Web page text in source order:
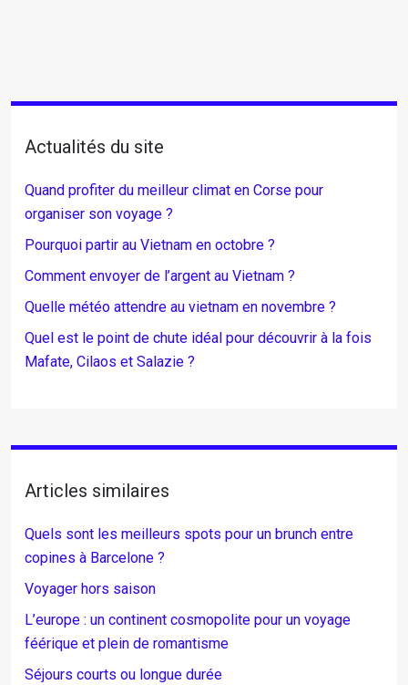
Actualités du site
Quand profiter du meilleur climat en Corse pour
organiser son voyage ?
Pourquoi partir au Vietnam en octobre ?
Comment envoyer de l’argent au Vietnam ?
Quelle météo attendre au vietnam en novembre ?
Quel est le point de chute idéal pour découvrir à la fois
Mafate, Cilaos et Salazie ?
Articles similaires
Quels sont les meilleurs spots pour un brunch entre
copines à Barcelone ?
Voyager hors saison
L’europe : un continent cosmopolite pour un voyage
féérique et plein de romantisme
Séjours courts ou longue durée